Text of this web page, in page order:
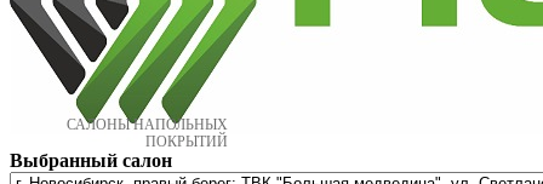
САЛОНЫ НАПОЛЬНЫХ
ПОКРЫТИЙ
Выбранный салон